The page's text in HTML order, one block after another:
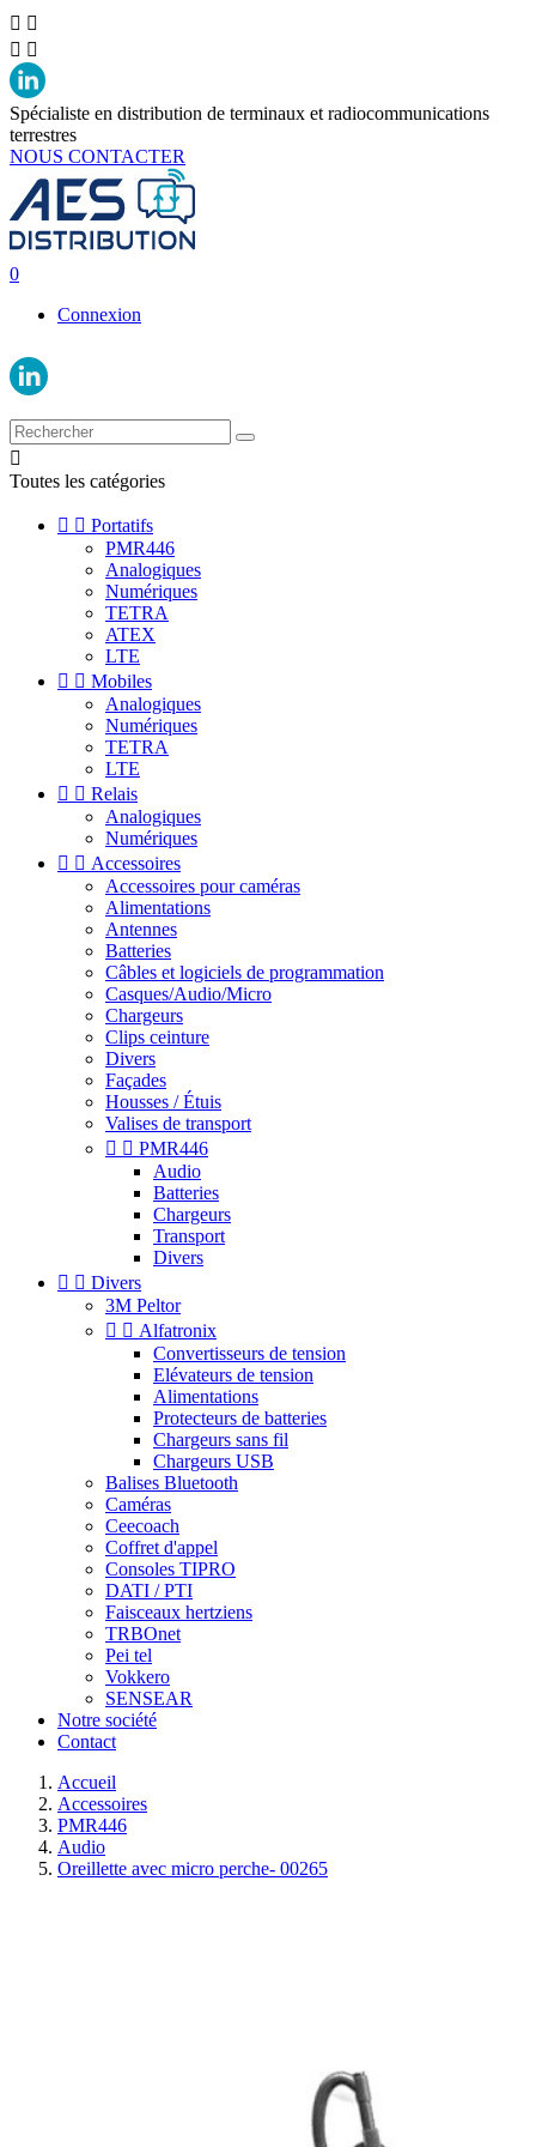
 
 
Spécialiste en distribution de terminaux et radiocommunications
terrestres
NOUS CONTACTER
0
Connexion

Toutes les catégories
  Portatifs
PMR446
Analogiques
Numériques
TETRA
ATEX
LTE
  Mobiles
Analogiques
Numériques
TETRA
LTE
  Relais
Analogiques
Numériques
  Accessoires
Accessoires pour caméras
Alimentations
Antennes
Batteries
Câbles et logiciels de programmation
Casques/Audio/Micro
Chargeurs
Clips ceinture
Divers
Façades
Housses / Étuis
Valises de transport
  PMR446
Audio
Batteries
Chargeurs
Transport
Divers
  Divers
3M Peltor
  Alfatronix
Convertisseurs de tension
Elévateurs de tension
Alimentations
Protecteurs de batteries
Chargeurs sans fil
Chargeurs USB
Balises Bluetooth
Caméras
Ceecoach
Coffret d'appel
Consoles TIPRO
DATI / PTI
Faisceaux hertziens
TRBOnet
Pei tel
Vokkero
SENSEAR
Notre société
Contact
Accueil
Accessoires
PMR446
Audio
Oreillette avec micro perche- 00265